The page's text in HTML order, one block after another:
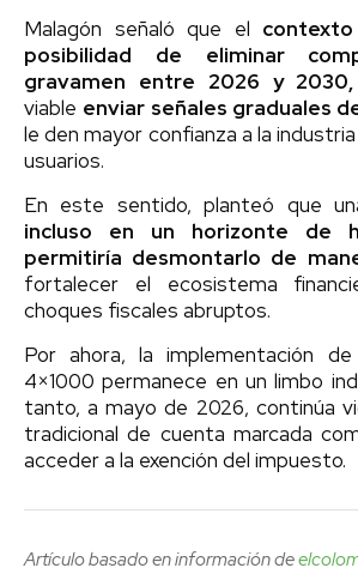
Malagón señaló que el
posibilidad de eliminar
gravamen entre 2026 y
viable enviar señales graduales
le den mayor confianza a la
usuarios.
En este sentido, planteó que
incluso en un horizonte de
permitiría desmontarlo de
fortalecer el ecosistema
choques fiscales abruptos.
Por ahora, la implementación
4×1000 permanece en un limbo
tanto, a mayo de 2026, continúa
tradicional de cuenta marcada
acceder a la exención del impuesto.
Artículo basado en información de